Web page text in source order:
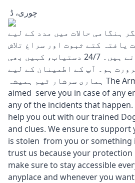
چوری، ڈ
ہنگامی حالات میں مدد کے لیے
یافتہ کتے ثبوت اور سراغ تلاش
کرنے میں مدد کرتے ہیں۔ 24/7 دستیاب، کہیں بھی
ہو۔ آپ کے اطمینان کے لیے
ہماری سرشار ٹیم ہمیشہ The Army Dog Center is
aimed serve you in case of any
any of the incidents that
help you out with our trained
and clues. We ensure to
is stolen from you or something
trust us because your
make sure to stay accessible
anyplace and whenever you